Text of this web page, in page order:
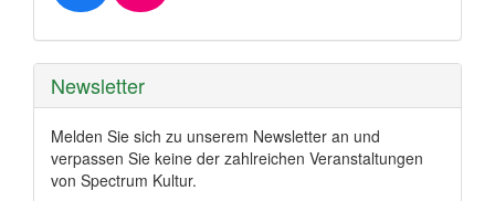
Newsletter
Melden Sie sich zu unserem Newsletter an und
verpassen Sie keine der zahlreichen Veranstaltungen
von Spectrum Kultur.